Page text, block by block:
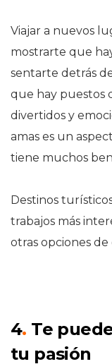
Viajar a nuevos
mostrarte que
sentarte detrás
que hay puestos
divertidos y
amas es un
tiene muchos
Destinos
trabajos más
otras opciones
4. Te
tu pasión